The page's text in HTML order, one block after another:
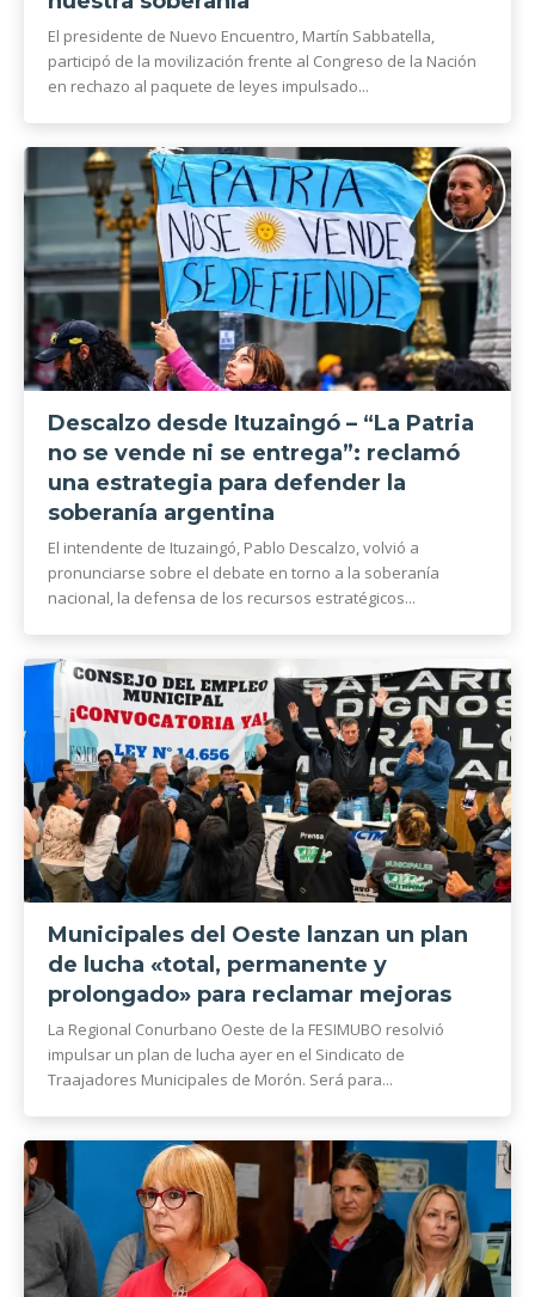
El presidente de Nuevo Encuentro, Martín Sabbatella,
participó de la movilización frente al Congreso de la Nación
en rechazo al paquete de leyes impulsado...
Descalzo desde Ituzaingó – “La Patria
no se vende ni se entrega”: reclamó
una estrategia para defender la
soberanía argentina
El intendente de Ituzaingó, Pablo Descalzo, volvió a
pronunciarse sobre el debate en torno a la soberanía
nacional, la defensa de los recursos estratégicos...
Municipales del Oeste lanzan un plan
de lucha «total, permanente y
prolongado» para reclamar mejoras
La Regional Conurbano Oeste de la FESIMUBO resolvió
impulsar un plan de lucha ayer en el Sindicato de
Traajadores Municipales de Morón. Será para...